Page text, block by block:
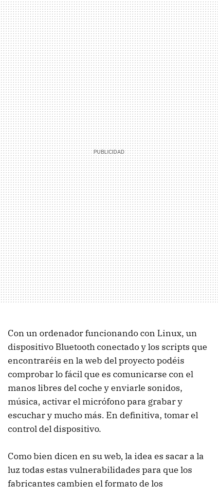
Con un ordenador funcionando con Linux, un
dispositivo Bluetooth conectado y los scripts que
encontraréis en la web del proyecto podéis
comprobar lo fácil que es comunicarse con el
manos libres del coche y enviarle sonidos,
música, activar el micrófono para grabar y
escuchar y mucho más. En definitiva, tomar el
control del dispositivo.
Como bien dicen en su web, la idea es sacar a la
luz todas estas vulnerabilidades para que los
fabricantes cambien el formato de los